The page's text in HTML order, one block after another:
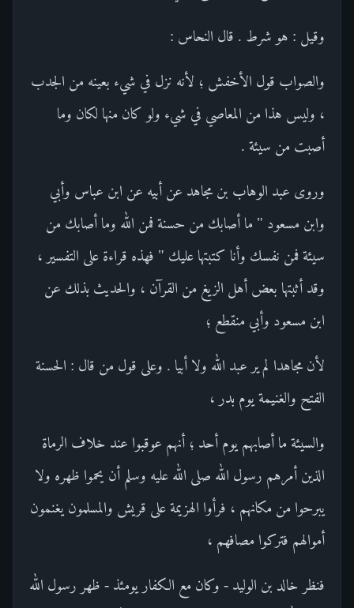
وقيل : هو شرط . قال النحاس :
والصواب قول الأخفش ؛ لأنه نزل في شيء بعينه من الجدب
، وليس هذا من المعاصي في شيء ولو كان منها لكان وما
أصبت من سيئة .
وروى عبد الوهاب بن مجاهد عن أبيه عن ابن عباس وأبي
وابن مسعود " ما أصابك من حسنة فمن الله وما أصابك من
سيئة فمن نفسك وأنا كتبتها عليك " فهذه قراءة على التفسير ،
وقد أثبتها بعض أهل الزيغ من القرآن ، والحديث بذلك عن
ابن مسعود وأبي منقطع ؛
لأن مجاهدا لم ير عبد الله ولا أبيا . وعلى قول من قال : الحسنة
الفتح والغنيمة يوم بدر ،
والسيئة ما أصابهم يوم أحد ؛ أنهم عوقبوا عند خلاف الرماة
الذين أمرهم رسول الله صلى الله عليه وسلم أن يحموا ظهره ولا
يبرحوا من مكانهم ، فرأوا الهزيمة على قريش والمسلمون يغنمون
أموالهم فتركوا مصافهم ،
فنظر خالد بن الوليد - وكان مع الكفار يومئذ - ظهر رسول الله